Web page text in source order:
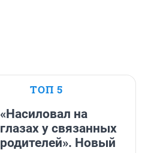
ТОП 5
«Насиловал на
глазах у связанных
родителей». Новый